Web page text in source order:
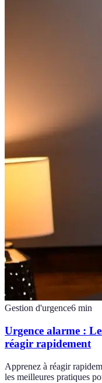
Gestion d'urgence6 min
Urgence alarme :
réagir rapidement
Apprenez à réagir
les meilleures pratiques